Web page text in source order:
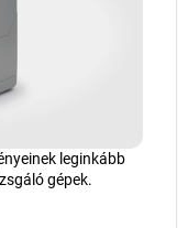
leginkább
gépek.